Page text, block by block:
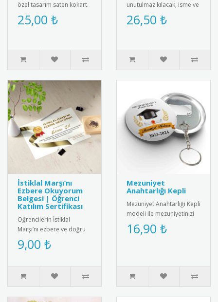
özel tasarım saten kokart.
"24 Kasım Öğretmenler
Günü" yazılı şık tasarımı
25,00 ₺
unutulmaz kılacak, isme ve
aileye özel olarak
tasarlanan "2025 Yılbaşı ..
26,50 ₺
İstiklal Marşı’nı
Ezbere Okuyorum
Belgesi | Öğrenci
Katılım Sertifikası
Öğrencilerin İstiklal
Marşı’nı ezbere ve doğru
şekilde okumalarını teşvik
etmek amacıyla hazırlanan
9,00 ₺
Mezuniyet
Anahtarlığı Kepli
Mezuniyet Anahtarlığı Kepli
modeli ile mezuniyetinizi
unutulmaz kılın! Şık
tasarımıyla yıllarca sakl..
16,90 ₺